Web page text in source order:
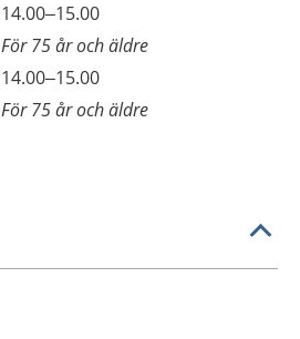
14.00–15.00
För 75 år och äldre
14.00–15.00
För 75 år och äldre